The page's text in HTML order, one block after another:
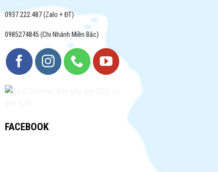
0937.222.487 (Zalo + ĐT)
0985274845 (Chi Nhánh Miền Bắc)
FACEBOOK